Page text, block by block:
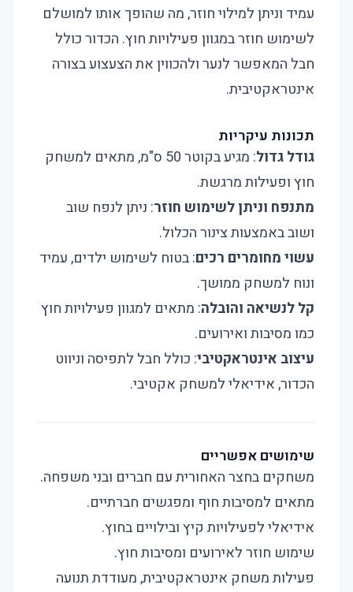
עמיד וניתן למילוי חוזר, מה שהופך אותו למושלם
לשימוש חוזר במגוון פעילויות חוץ. הכדור כולל
חבל המאפשר לנער ולהכווין את הצעצוע בצורה
אינטראקטיבית.
תכונות עיקריות
גודל גדול
: מגיע בקוטר 50 ס"מ, מתאים למשחק
חוץ ופעילות מרגשת.
מתנפח וניתן לשימוש חוזר: ניתן לנפח שוב
ושוב באמצעות צינור הכלול.
עשוי מחומרים רכים: בטוח לשימוש ילדים, עמיד
ונוח למשחק ממושך.
קל לנשיאה והובלה: מתאים למגוון פעילויות חוץ
כמו מסיבות ואירועים.
עיצוב אינטראקטיבי: כולל חבל לתפיסה וניווט
הכדור, אידיאלי למשחק אקטיבי.
שימושים אפשריים
משחקים בחצר האחורית עם חברים ובני משפחה.
מתאים למסיבות חוף ומפגשים חברתיים.
אידיאלי לפעילויות קיץ ובילויים בחוץ.
שימוש חוזר לאירועים ומסיבות חוץ.
פעילות משחק אינטראקטיבית, מעודדת תנועה